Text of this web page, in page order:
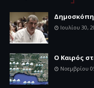
Ιουλίου 30,
Ο Καιρός
Νοεμβρίου